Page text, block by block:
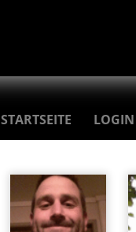
STARTSEITE LOGIN